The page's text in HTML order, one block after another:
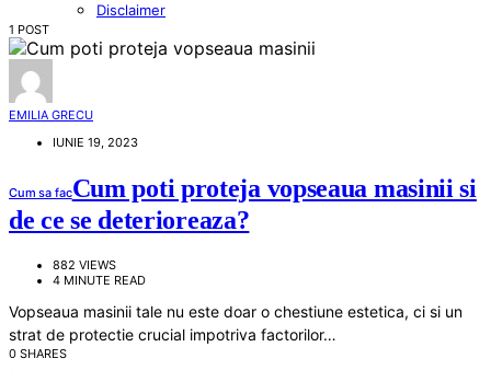
Disclaimer
1 POST
EMILIA GRECU
IUNIE 19, 2023
Cum sa facCum poti proteja vopseaua masinii si
de ce se deterioreaza?
882 VIEWS
4 MINUTE READ
Vopseaua masinii tale nu este doar o chestiune estetica, ci si un
strat de protectie crucial impotriva factorilor…
0 SHARES